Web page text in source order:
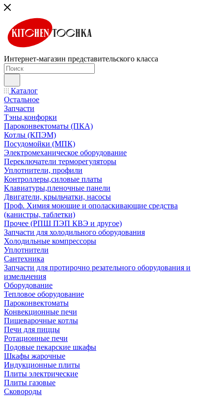
Интернет-магазин представительского класса
Каталог
Остальное
Запчасти
Тэны,конфорки
Пароконвектоматы (ПКА)
Котлы (КПЭМ)
Посудомойки (МПК)
Электромеханическое оборудование
Переключатели терморегуляторы
Уплотнители, профили
Контроллеры,силовые платы
Клавиатуры,пленочные панели
Двигатели, крыльчатки, насосы
Проф. Химия моющие и ополаскивающие средства
(канистры, таблетки)
Прочее (РПШ ПЭП КВЭ и другое)
Запчасти для холодильного оборудования
Холодильные компрессоры
Уплотнители
Сантехника
Запчасти для протирочно резательного оборудования и
измельчения
Оборудование
Тепловое оборудование
Пароконвектоматы
Конвекционные печи
Пищеварочные котлы
Печи для пиццы
Ротационные печи
Подовые пекарские шкафы
Шкафы жарочные
Индукционные плиты
Плиты электрические
Плиты газовые
Сковороды